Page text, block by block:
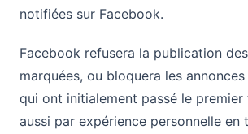
notifiées sur Facebook.
Facebook refusera la publication
marquées, ou bloquera les
qui ont initialement passé le
aussi par expérience personnelle en